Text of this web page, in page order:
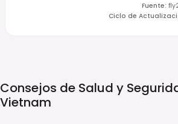
Fuente:
Ciclo de
Consejos de Salud y
Vietnam